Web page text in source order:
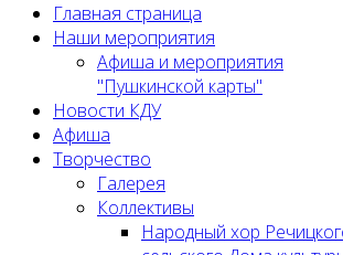
Главная страница
Наши мероприятия
Афиша и мероприятия
"Пушкинской карты"
Новости КДУ
Афиша
Творчество
Галерея
Коллективы
Народный хор